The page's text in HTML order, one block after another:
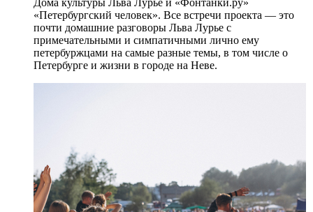
«Петербургский человек». Все встречи проекта — это
почти домашние разговоры Льва Лурье с
примечательными и симпатичными лично ему
петербуржцами на самые разные темы, в том числе о
Петербурге и жизни в городе на Неве.